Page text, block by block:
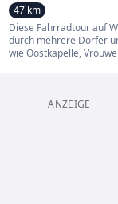
47 km
Diese Fahrradtour auf
durch mehrere Dörfer
wie Oostkapelle,
ANZEIGE